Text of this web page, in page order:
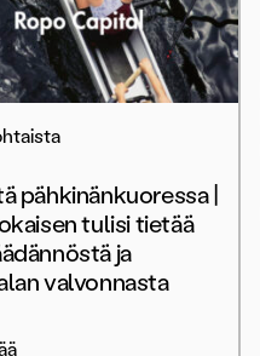
pähkinänkuoressa |
tulisi tietää
ja
valvonnasta